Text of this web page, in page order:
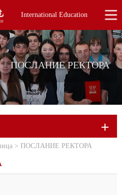
ПОСЛАНИЕ РЕКТОРА
International Education
> ПОСЛАНИЕ РЕКТОРА